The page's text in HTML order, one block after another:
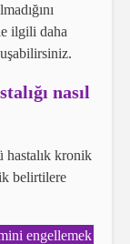
ilgili daha
nasıl
kronik
belirtilere
engellemek